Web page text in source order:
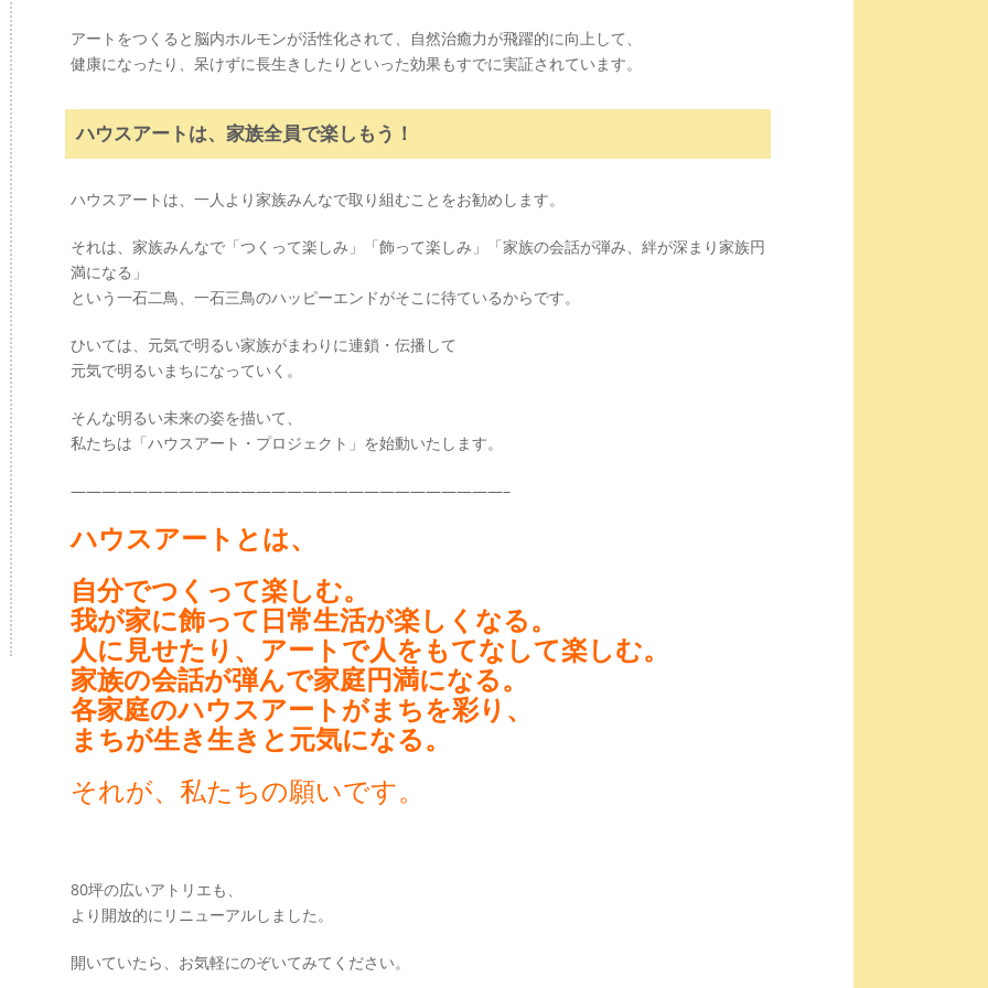
アートをつくると脳内ホルモンが活性化されて、自然治癒力が飛躍的に向上して、
健康になったり、呆けずに長生きしたりといった効果もすでに実証されています。
ハウスアートは、家族全員で楽しもう！
ハウスアートは、一人より家族みんなで取り組むことをお勧めします。
それは、家族みんなで「つくって楽しみ」「飾って楽しみ」「家族の会話が弾み、絆が深まり家族円
満になる」
という一石二鳥、一石三鳥のハッピーエンドがそこに待ているからです。
ひいては、元気で明るい家族がまわりに連鎖・伝播して
元気で明るいまちになっていく。
そんな明るい未来の姿を描いて、
私たちは「ハウスアート・プロジェクト」を始動いたします。
————————————————————————————–
ハウスアートとは、
自分でつくって楽しむ。
我が家に飾って日常生活が楽しくなる。
人に見せたり、アートで人をもてなして楽しむ。
家族の会話が弾んで家庭円満になる。
各家庭のハウスアートがまちを彩り、
まちが生き生きと元気になる。
それが、私たちの願いです。
80坪の広いアトリエも、
より開放的にリニューアルしました。
開いていたら、お気軽にのぞいてみてください。